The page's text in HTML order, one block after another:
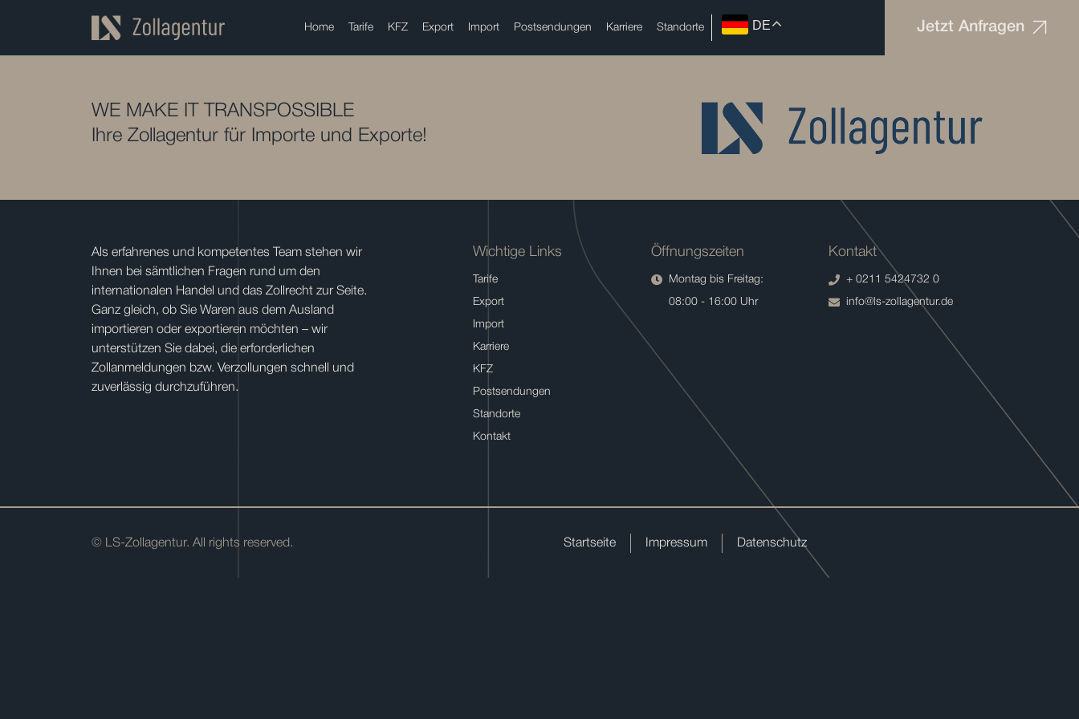
Home Tarife KFZ Export Import Postsendungen Karriere Standorte DE Jetzt Anfragen
WE MAKE IT TRANSPOSSIBLE
Ihre Zollagentur für Importe und Exporte!
Als erfahrenes und kompetentes Team stehen wir
Ihnen bei sämtlichen Fragen rund um den
internationalen Handel und das Zollrecht zur Seite.
Ganz gleich, ob Sie Waren aus dem Ausland
importieren oder exportieren möchten – wir
unterstützen Sie dabei, die erforderlichen
Zollanmeldungen bzw. Verzollungen schnell und
zuverlässig durchzuführen.
Wichtige Links
Tarife
Export
Import
Karriere
KFZ
Postsendungen
Standorte
Kontakt
Öffnungszeiten
Montag bis Freitag:
08:00 - 16:00 Uhr
Kontakt
+ 0211 5424732 0
info@ls-zollagentur.de
© LS-Zollagentur. All rights reserved. Startseite Impressum Datenschutz